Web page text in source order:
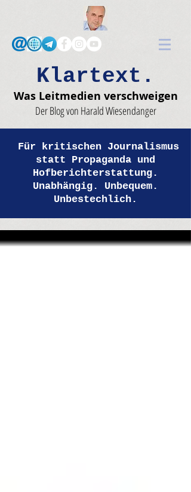
Klartext.
Was Leitmedien verschweigen
Der Blog von Harald Wiesendanger
Für kritischen Journalismus
statt Propaganda und
Hofberichterstattung.
Unabhängig. Unbequem.
Unbestechlich.